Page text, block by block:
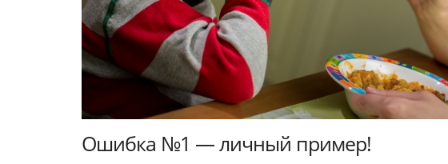
Ошибка №1 — личный пример!